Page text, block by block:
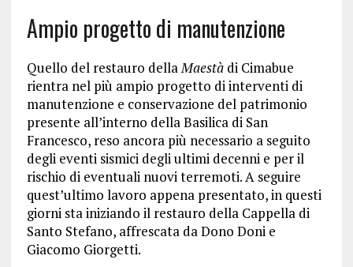
Ampio progetto di manutenzione
Quello del restauro dellaMaestàdi Cimabue
rientra nel più ampio progetto di interventi di
manutenzione e conservazione del patrimonio
presente all’interno della Basilica di San
Francesco, reso ancora più necessario a seguito
degli eventi sismici degli ultimi decenni e per il
rischio di eventuali nuovi terremoti. A seguire
quest’ultimo lavoro appena presentato, in questi
giorni sta iniziando il restauro della Cappella di
Santo Stefano, affrescata da Dono Doni e
Giacomo Giorgetti.